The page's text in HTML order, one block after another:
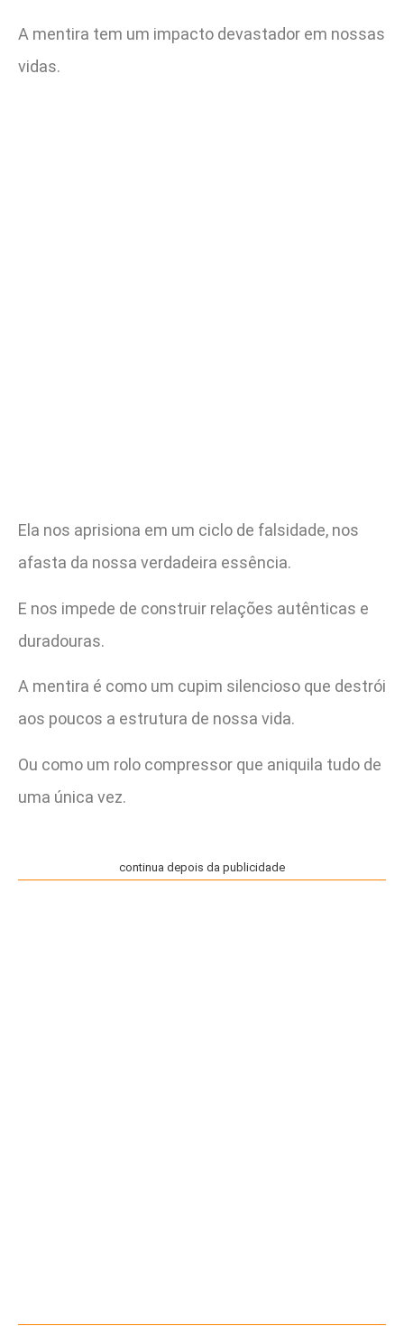
A mentira tem um impacto devastador em nossas
vidas.
Ela nos aprisiona em um ciclo de falsidade, nos
afasta da nossa verdadeira essência.
E nos impede de construir relações autênticas e
duradouras.
A mentira é como um cupim silencioso que destrói
aos poucos a estrutura de nossa vida.
Ou como um rolo compressor que aniquila tudo de
uma única vez.
continua depois da publicidade